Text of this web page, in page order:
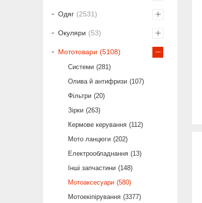
Одяг 2531
Окуляри 53
Мототовари 5108
Системи 281
Олива й антифризи
107
Фільтри 20
Зірки 263
Кермове керування
112
Мото ланцюги 202
Електрообладнання
13
Інші запчастини
148
Мотоаксесуари 580
Мотоекіпірування 3377